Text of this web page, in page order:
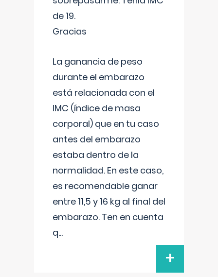
de 19.
Gracias
La ganancia de peso
durante el embarazo
está relacionada con el
IMC (índice de masa
corporal) que en tu caso
antes del embarazo
estaba dentro de la
normalidad. En este caso,
es recomendable ganar
entre 11,5 y 16 kg al final del
embarazo. Ten en cuenta
q...
+